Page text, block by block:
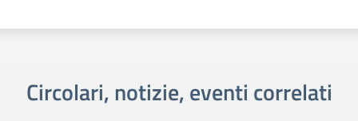
Circolari, notizie, eventi correlati